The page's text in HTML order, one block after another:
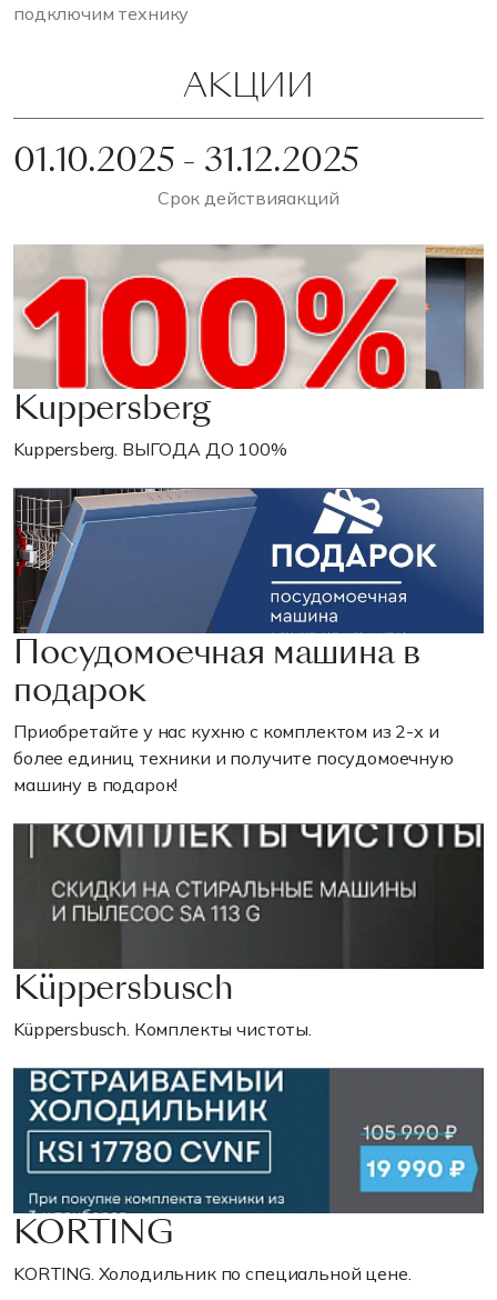
подключим технику
АКЦИИ
01.10.2025 - 31.12.2025
Срок действияакций
Kuppersberg
Kuppersberg. ВЫГОДА ДО 100%
Посудомоечная машина в
подарок
Приобретайте у нас кухню с комплектом из 2-х и
более единиц техники и получите посудомоечную
машину в подарок!
Küppersbusch
Küppersbusch. Комплекты чистоты.
KORTING
KORTING. Холодильник по специальной цене.